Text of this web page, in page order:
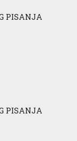
PISANJA
PISANJA